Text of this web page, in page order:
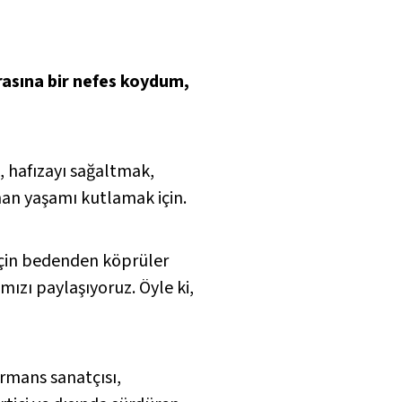
bir nefes koydum,
sağaltmak,
yaşamı kutlamak için.
bedenden köprüler
paylaşıyoruz. Öyle ki,
sanatçısı,